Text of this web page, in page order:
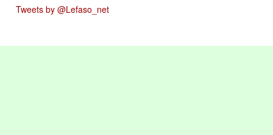
Tweets by @Lefaso_net